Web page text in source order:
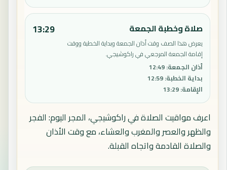
صلاة وخطبة الجمعة
يعرض هذا الصف وقت أذان الجمعة وبداية الخطبة ووقت
إقامة الجمعة المرجعي في راكوشيجي.
أذان الجمعة:
12:49
بداية الخطبة:
12:59
الإقامة:
13:29
13:29
اعرف مواقيت الصلاة في راكوشيجي، المجر اليوم: الفجر
والظهر والعصر والمغرب والعشاء، مع وقت الأذان
والصلاة القادمة واتجاه القبلة.